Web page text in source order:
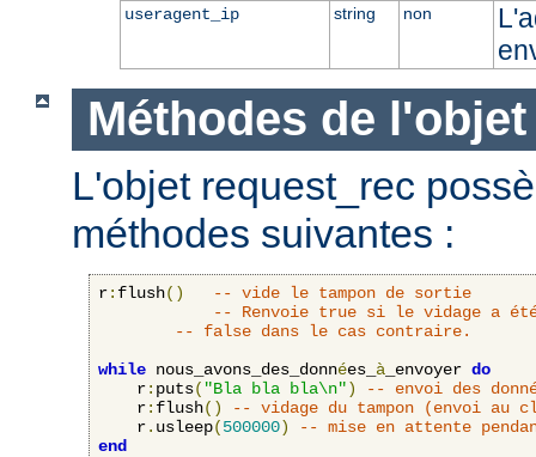
useragent_ip string non
Méthodes de
L'objet request_rec
méthodes suivantes :
r: flush()
-- vide le tampon de sortie
-- Renvoie true si le vidage a
-- false dans le cas contraire.
while nous_avons_des_données_ à _envoyer do
    r
: puts( "Bla bla bla\n")
-- envoi des
    r
: flush()
-- vidage du tampon (envoi au
    r
. usleep(500000)
-- mise en attente
end